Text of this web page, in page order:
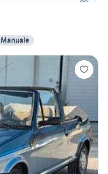
Manuale